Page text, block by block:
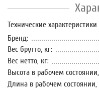
Технические характеристики
Бренд:
Вес брутто, кг:
Вес нетто, кг:
Высота в рабочем
Длина в рабочем состоянии,